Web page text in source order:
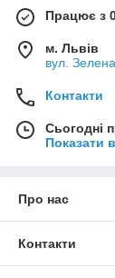
Працює з
м. Львів
вул.
Контакти
Сьогодні
Показати
Про нас
Контакти